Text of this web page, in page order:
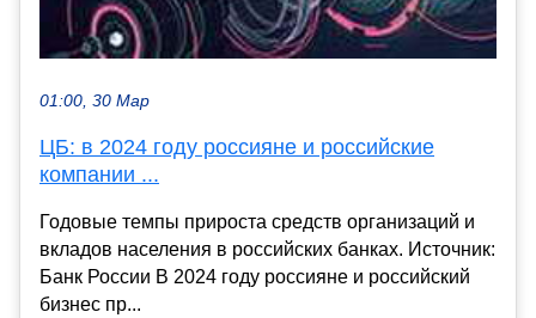
01:00, 30 Мар
ЦБ: в 2024 году россияне и российские
компании ...
Годовые темпы прироста средств организаций и
вкладов населения в российских банках. Источник:
Банк России В 2024 году россияне и российский
бизнес пр...